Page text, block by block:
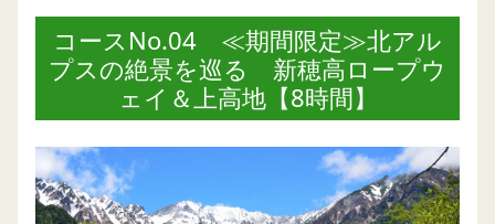
コースNo.04 ≪期間限定≫北アル
プスの絶景を巡る 新穂高ロープウ
ェイ＆上高地【8時間】